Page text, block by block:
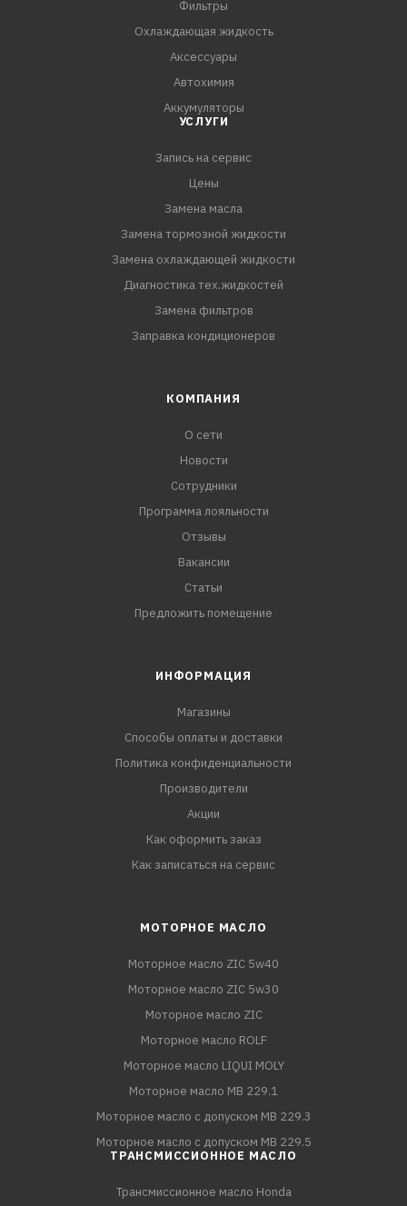
Фильтры
Охлаждающая жидкость
Аксессуары
Автохимия
Аккумуляторы
УСЛУГИ
Запись на сервис
Цены
Замена масла
Замена тормозной жидкости
Замена охлаждающей жидкости
Диагностика тех.жидкостей
Замена фильтров
Заправка кондиционеров
КОМПАНИЯ
О сети
Новости
Сотрудники
Программа лояльности
Отзывы
Вакансии
Статьи
Предложить помещение
ИНФОРМАЦИЯ
Магазины
Способы оплаты и доставки
Политика конфиденциальности
Производители
Акции
Как оформить заказ
Как записаться на сервис
МОТОРНОЕ МАСЛО
Моторное масло ZIC 5w40
Моторное масло ZIC 5w30
Моторное масло ZIC
Моторное масло ROLF
Моторное масло LIQUI MOLY
Моторное масло MB 229.1
Моторное масло с допуском MB 229.3
Моторное масло с допуском MB 229.5
ТРАНСМИССИОННОЕ МАСЛО
Трансмиссионное масло Honda